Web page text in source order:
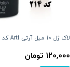
لاک ژل 10 میل آرتی Arti کد 214
120,000 تومان